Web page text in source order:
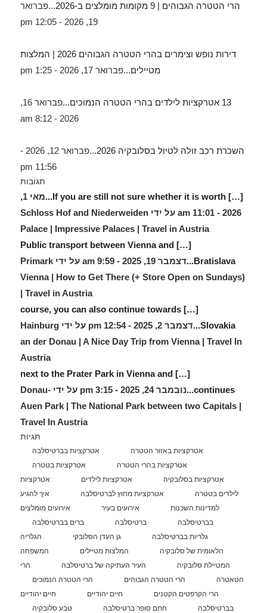
הרי הטטרה הגבוהים | 9 מקומות מומלצים ב-2026...
פברואר
19, 2026 - 12:05 pm
דירות נופש וצימרים בהרי הטטרה הגבוהים 2026 | המלצות
מטיילים...פברואר 17, 2026 - 1:25 pm
13 אטרקציות לילדים בהרי הטטרה הנמוכים...
פברואר 16,
2026 - 8:12 am
השכרת רכב זולה לטיול בסלובקיה 2026...
פברואר 12, 2026 -
11:56 pm
תגובות
[…] If you are still not sure whether it is worth...
מאי 1,
2026 - 11:01 am על ידי Schloss Hof and Niederweiden
Palace | Impressive Palaces | Travel in Austria
[…] Public transport between Vienna and
Bratislava...
דצמבר 19, 2025 - 9:59 am על ידי Primark
Vienna | How to Get There (+ Store Open on Sundays)
| Travel in Austria
[…] course, you can also continue towards
Slovakia...
דצמבר 2, 2025 - 12:54 pm על ידי Hainburg
an der Donau | A Nice Day Trip from Vienna | Travel In
Austria
[…] next to the Prater Park in Vienna and
continues...
נובמבר 24, 2025 - 3:15 pm על ידי Donau-
Auen Park | The National Park between two Capitals |
Travel In Austria
תגיות
אטרקציות באזור הטטרה
אטרקציות בברטיסלבה
אטרקציות בהרי הטטרה
אטרקציות בטטרה
אטרקציות בסלובקיה
אטרקציות לילדים
אטרקציות
לילדים בטטרה
אטרקציות מחוץ לברטיסלבה
איך להגיע
למדינות השכנות
אירועים בעיר
אירועים מומלצים
בברטיסלבה
ברטיסלבה
ברים בברטיסלבה
גלריות בברטיסלבה
גן העדן הסלובקי
הגלריה
הלאומית של סלובקיה
המלצות מטיילים
המשפחה
המטיילת סלובקיה
העיר העתיקה של ברטיסלבה
הרי
הטאטרה
הרי הטטרה הגבוהים
הרי הטטרה הנמוכים
הרי הקרפטים הקטנים
חיים יהודיים
חיים יהודיים
בברטיסלבה
חתם סופר ברטיסלבה
טבע סלובקיה